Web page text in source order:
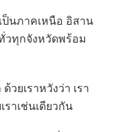
ป็นภาคเหนือ อิสาน
วทุกจังหวัดพร้อม
วยเราหวังว่า เรา
าเช่นเดียวกัน